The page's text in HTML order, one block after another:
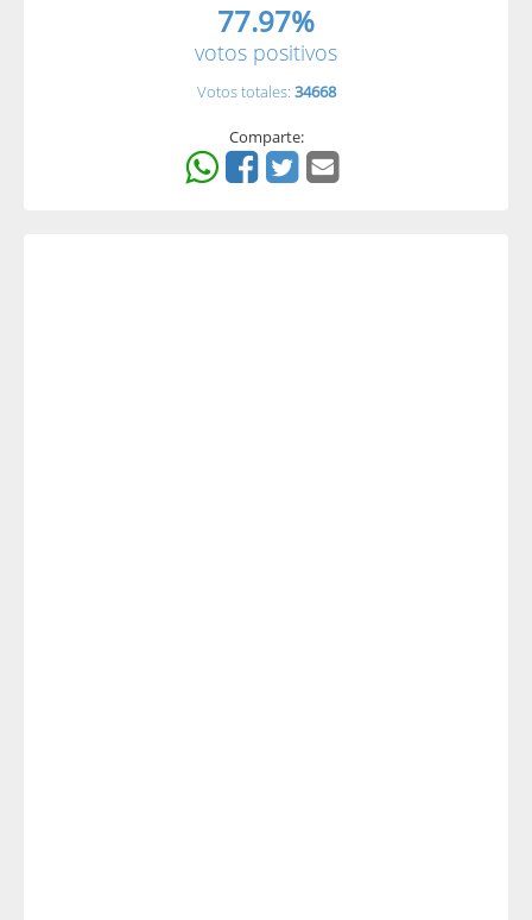
77.97%
votos positivos
Votos totales: 34668
Comparte: